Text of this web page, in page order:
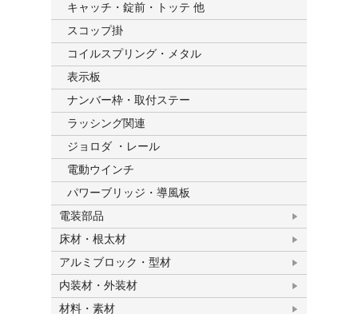
キャッチ・錠前・トッテ 他
スコップ掛
コイルスプリング・メタル
表示板
ナンバー枠・取付ステー
ラッシング関連
ジョロダ ・レール
電動ウインチ
パワーブリッジ・導風板
電装部品
床材・根太材
アルミブロック・型材
内装材・外装材
材料・素材